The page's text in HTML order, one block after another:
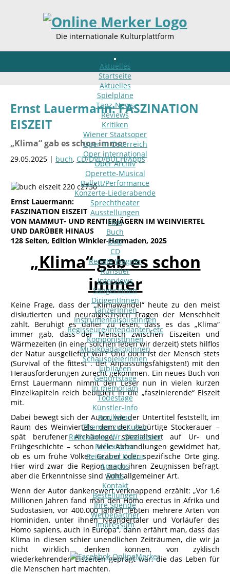
Die internationale Kulturplattform
Aktuelles
Startseite
Aktuelles
Spielpläne
Tanz-News
Reviews
Kritiken
Wiener Staatsoper
Oper in Österreich
Oper international
Oper Archiv
Operette-Musical
Ballett/Performance
Konzerte-Liederabende
Sprechtheater
Ausstellungen
Film
Buch
DVD
CD
Renate Wagner
Künstler
Interviews
SängerInnen
DirigentInnen
TänzerInnen
InstrumentalsolistInnen
Regisseure/Intendanten-etc
KomponistInnen
MusikpädagogInnen
SchauspielerInnen
Jubilaeen
Geburtstage
In memoriam
Todestage
Künstler-Info
Feuilleton
Themen zur Kultur
Reflexionen Wr. Staatsoper
Reflexionen
Reise und Kultur
Apropos
Fotos
Kontakt
Bestellungen
Ihre Spende
Werbepartner
Impressum
Ernst Lauermann: FASZINATION
EISZEIT
„Klima“ gab es schon immer
29.05.2025 | buch, CD/DVD/BUCH/Apps
Ernst Lauermann:
FASZINATION EISZEIT
VON MAMMUT- UND RENTIERJÄGERN IM WEINVIERTEL
UND DARÜBER HINAUS
128 Seiten, Edition Winkler-Hermaden, 2025
„Klima“ gab es schon
immer
Keine Frage, dass der „Klimawandel“ heute zu den meist
diskutierten und neuralgischsten Fragen der Menschheit
zählt. Beruhigt es daher zu lesen, dass es das „Klima“
immer gab, dass der Mensch zwischen Eiszeiten und
Wärmezeiten (in einer solchen leben wir derzeit) stets hilflos
der Natur ausgeliefert war? Und doch ist der Mensch stets
(Survival of the fittest . der Anpassungsfähigsten!) mit den
Herausforderungen zurecht gekommen. Ein neues Buch von
Ernst Lauermann nimmt den Leser nun in vielen kurzen
Einzelkapiteln reich bebildert in die „faszinierende“ Eiszeit
mit.
Dabei bewegt sich der Autor, wie der Untertitel feststellt, im
Raum des Weinviertels, dem der gebürtige Stockerauer –
spät berufener Archäologe, spezialisiert auf Ur- und
Frühgeschichte – schon viele Abhandlungen gewidmet hat,
ob es um frühe Völker, Gräber oder spezifische Orte ging.
Hier wird zwar die Region nach ihren Zeugnissen befragt,
aber die Erkenntnisse sind wohl allgemeiner Art.
Wenn der Autor dankenswert verknappend erzählt: „Vor 1,6
Millionen Jahren fand man den Homo erectus in Afrika und
Südostasien, vor 400.000 Jahren lebten mehrere Arten von
Hominiden, unter ihnen Neandertaler und Vorläufer des
Homo sapiens, auch in Europa“, dann erfährt man, dass das
Klima in diesen schier unendlichen Zeiträumen, die wir ja
nicht wirklich denken können, von zyklisch
wiederkehrenden Eiszeiten geprägt war, die das Leben für
die Menschen hart machten.